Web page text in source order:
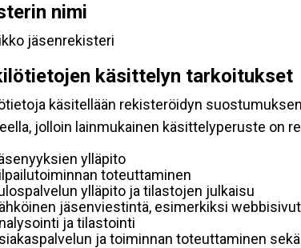
nimi
jäsenrekisteri
käsittelyn tarkoitukset
käsitellään rekisteröidyn
jolloin lainmukainen käsittelyperuste on
ylläpito
toteuttaminen
ylläpito ja tilastojen julkaisu
jäsenviestintä, esimerkiksi webbisivut
ja tilastointi
ja toiminnan toteuttaminen